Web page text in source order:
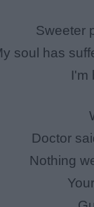
Sweeter
soul has
I'm
Doctor
Nothing